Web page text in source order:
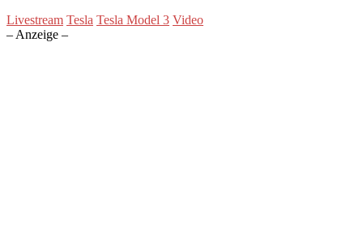
Livestream Tesla Tesla Model 3 Video
– Anzeige –